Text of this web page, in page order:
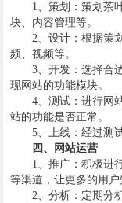
1、策划：策划茶叶
块、内容管理等。
2、设计：根据策划
频、视频等。
3、开发：选择合适
现网站的功能模块。
4、测试：进行网站
站的功能是否正常。
5、上线：经过测试
四、网站运营
1、推广：积极进行
等渠道，让更多的用户
2、分析：定期分析